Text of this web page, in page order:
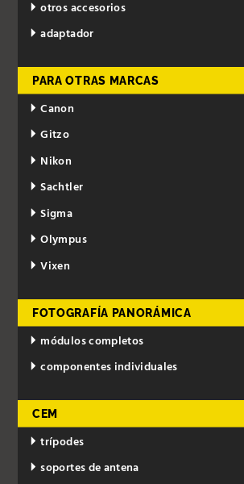
otros accesorios
adaptador
PARA OTRAS MARCAS
Canon
Gitzo
Nikon
Sachtler
Sigma
Olympus
Vixen
FOTOGRAFÍA PANORÁMICA
módulos completos
componentes individuales
CEM
trípodes
soportes de antena